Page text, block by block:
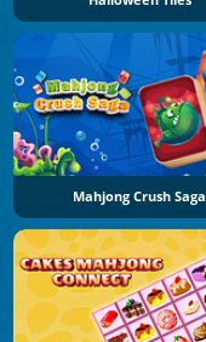
Mahjong Crush Saga